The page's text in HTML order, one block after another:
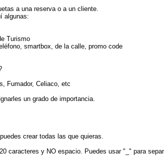
a una reserva o a un cliente.
algunas:
Turismo
smartbox, de la calle, promo code
Fumador, Celiaco, etc
un grado de importancia.
crear todas las que quieras.
caracteres y NO espacio. Puedes usar "_" para